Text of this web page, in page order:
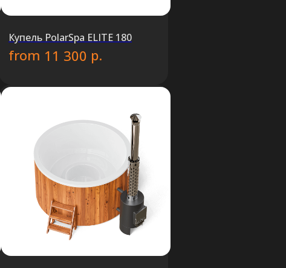
Купель PolarSpa ELITE 180
from 11 300 р.